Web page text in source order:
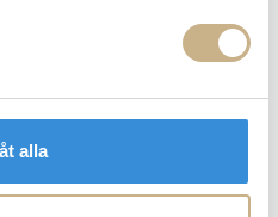
alla
Beställningsvara
15.200 kr